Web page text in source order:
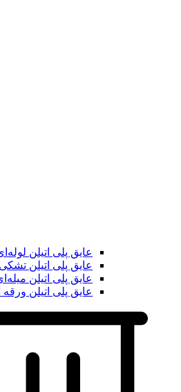
عایق پلی اتیلن
عایق پلی اتیلن تشکی
عایق پلی اتیلن
عایق پلی اتیلن ورقه